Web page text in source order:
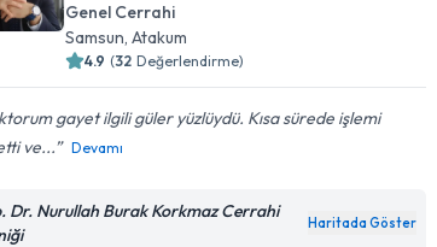
Genel Cerrahi
Samsun, Atakum
4.9 (32 Değerlendirme)
gayet ilgili güler yüzlüydü. Kısa sürede işlemi
ve...
Devamı
Dr. Nurullah Burak Korkmaz Cerrahi
Haritada Göster